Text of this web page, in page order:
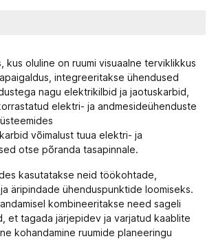
kus oluline on ruumi visuaalne terviklikkus
integreeritakse ühendused
nagu elektrikilbid ja jaotuskarbid
elektri- ja andmesideühenduste
võimalust tuua elektri- ja
otse põranda tasapinnale.
kasutatakse neid töökohtade,
äripindade ühenduspunktide loomiseks.
kombineeritakse need sageli
, et tagada järjepidev ja varjatud kaablite
kohandamine ruumide planeeringu